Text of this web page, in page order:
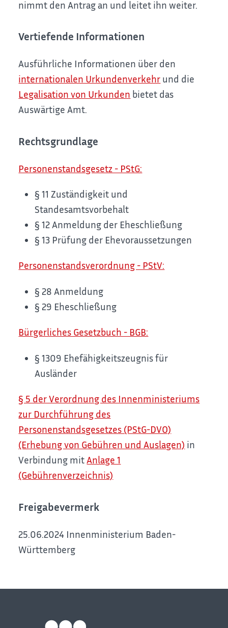
nimmt den Antrag an und leitet ihn weiter.
Vertiefende Informationen
Ausführliche Informationen über den
internationalen Urkundenverkehr und die
Legalisation von Urkunden bietet das
Auswärtige Amt.
Rechtsgrundlage
Personenstandsgesetz - PStG:
§ 11 Zuständigkeit und
Standesamtsvorbehalt
§ 12 Anmeldung der Eheschließung
§ 13 Prüfung der Ehevoraussetzungen
Personenstandsverordnung - PStV:
§ 28 Anmeldung
§ 29 Eheschließung
Bürgerliches Gesetzbuch - BGB:
§ 1309 Ehefähigkeitszeugnis für
Ausländer
§ 5 der Verordnung des Innenministeriums
zur Durchführung des
Personenstandsgesetzes (PStG-DVO)
(Erhebung von Gebühren und Auslagen) in
Verbindung mitAnlage 1
(Gebührenverzeichnis)
Freigabevermerk
25.06.2024 Innenministerium Baden-
Württemberg